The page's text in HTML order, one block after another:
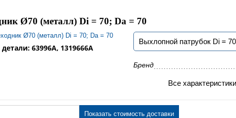
Ø70 (металл) Di = 70; Da = 70
63996A, 1319666A
Выхлопной патрубок Di =
Бренд
Все характеристики
Показать стоимость доставки